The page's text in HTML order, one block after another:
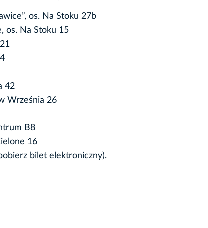
os. Na Stoku 27b
os. Na Stoku 15
42
Września 26
B8
16
bilet elektroniczny).